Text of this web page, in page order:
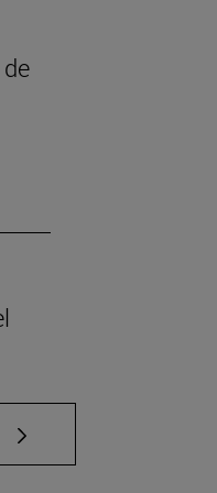
TAB para desplazarse.